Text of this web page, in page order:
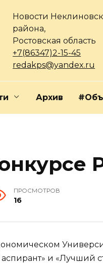
Новости
района,
Ростовская область
+7(86347)2-15-45
redakps@yandex.ru
Архив
ПРОСМОТРОВ
16
и «Лучший